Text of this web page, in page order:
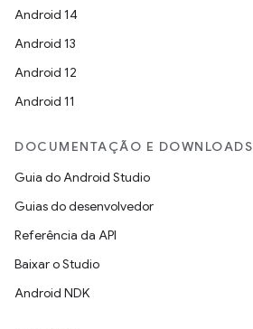
Android 14
Android 13
Android 12
Android 11
DOCUMENTAÇÃO E DOWNLOADS
Guia do Android Studio
Guias do desenvolvedor
Referência da API
Baixar o Studio
Android NDK